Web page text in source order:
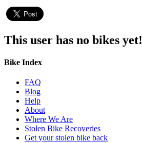
This user has no bikes yet!
Bike Index
FAQ
Blog
Help
About
Where We Are
Stolen Bike Recoveries
Get your stolen bike back